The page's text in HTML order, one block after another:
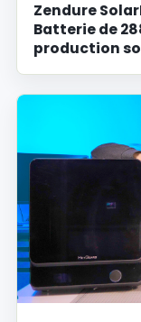
Zendure
Batterie de
production